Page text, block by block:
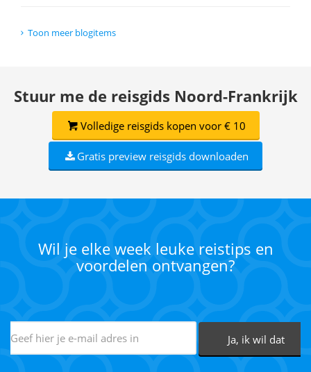
Toon meer blogitems
Stuur me de reisgids Noord-Frankrijk
Volledige reisgids kopen voor € 10
Gratis preview reisgids downloaden
Wil je elke week leuke reistips en
voordelen ontvangen?